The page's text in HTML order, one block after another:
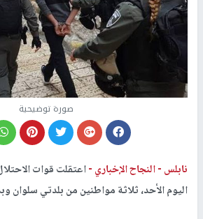
صورة توضيحية
نابلس -النجاح الإخباري -اعتقلت قوات
اليوم الأحد، ثلاثة مواطنين من بلدتي سلوان